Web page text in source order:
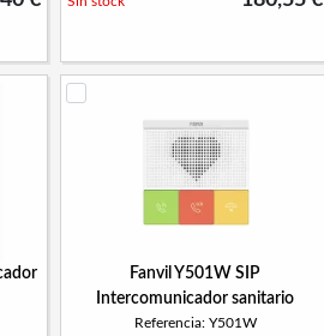
Fanvil Y501W SIP
Intercomunicador sanitario
Referencia: Y501W